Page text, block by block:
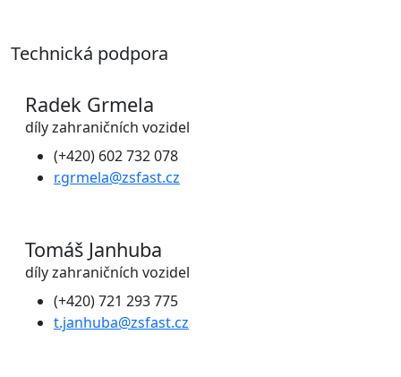
Technická podpora
Radek Grmela
díly zahraničních vozidel
(+420) 602 732 078
r.grmela@zsfast.cz
Tomáš Janhuba
díly zahraničních vozidel
(+420) 721 293 775
t.janhuba@zsfast.cz